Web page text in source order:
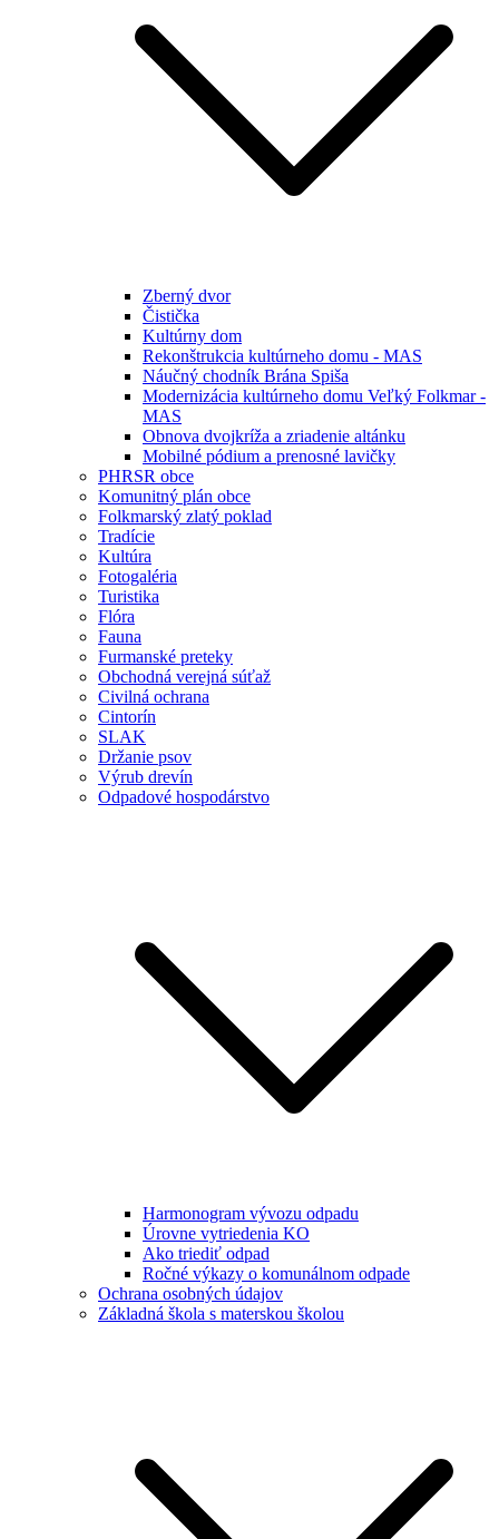
Zberný dvor
Čistička
Kultúrny dom
Rekonštrukcia kultúrneho domu - MAS
Náučný chodník Brána Spiša
Modernizácia kultúrneho domu Veľký Folkmar -
MAS
Obnova dvojkríža a zriadenie altánku
Mobilné pódium a prenosné lavičky
PHRSR obce
Komunitný plán obce
Folkmarský zlatý poklad
Tradície
Kultúra
Fotogaléria
Turistika
Flóra
Fauna
Furmanské preteky
Obchodná verejná súťaž
Civilná ochrana
Cintorín
SLAK
Držanie psov
Výrub drevín
Odpadové hospodárstvo
Harmonogram vývozu odpadu
Úrovne vytriedenia KO
Ako triediť odpad
Ročné výkazy o komunálnom odpade
Ochrana osobných údajov
Základná škola s materskou školou